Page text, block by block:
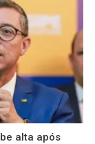
alta após